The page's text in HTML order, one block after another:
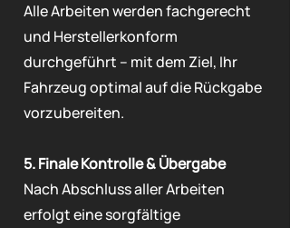
Alle Arbeiten werden fachgerecht
und Herstellerkonform
durchgeführt – mit dem Ziel, Ihr
Fahrzeug optimal auf die Rückgabe
vorzubereiten.
5. Finale Kontrolle & Übergabe
Nach Abschluss aller Arbeiten
erfolgt eine sorgfältige